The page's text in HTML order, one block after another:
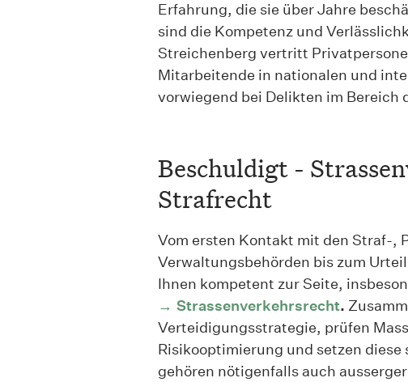
Erfahrung, die sie über Jahre
sind die Kompetenz und
Streichenberg vertritt
Mitarbeitende in nationalen und
vorwiegend bei Delikten im Bereich
Beschuldigt -
Strafrecht
Vom ersten Kontakt mit den Straf-,
Verwaltungsbehörden bis zum
Ihnen kompetent zur Seite,
Strassenverkehrsrecht.
Verteidigungsstrategie, prüfen
Risikooptimierung und setzen diese
gehören nötigenfalls auch